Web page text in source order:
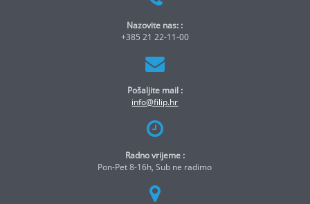
Nazovite nas: :
+385 21 22-11-00
Pošaljite mail :
info@filip.hr
Radno vrijeme :
Pon-Pet 8-16h, Sub ne radimo